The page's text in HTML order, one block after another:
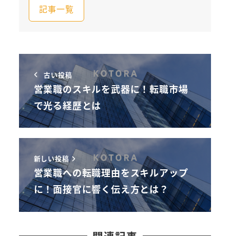
記事一覧
古い投稿
営業職のスキルを武器に！転職市場
で光る経歴とは
新しい投稿
営業職への転職理由をスキルアップ
に！面接官に響く伝え方とは？